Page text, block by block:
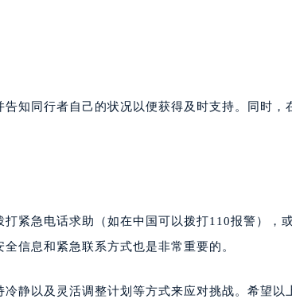
知同行者自己的状况以便获得及时支持。同时，
紧急电话求助（如在中国可以拨打110报警），
信息和紧急联系方式也是非常重要的。
静以及灵活调整计划等方式来应对挑战。希望以